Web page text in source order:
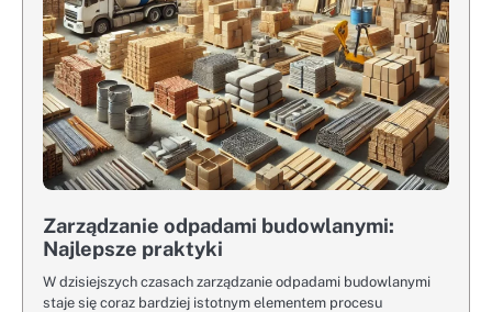
Zarządzanie odpadami budowlanymi:
Najlepsze praktyki
W dzisiejszych czasach zarządzanie odpadami budowlanymi
staje się coraz bardziej istotnym elementem procesu